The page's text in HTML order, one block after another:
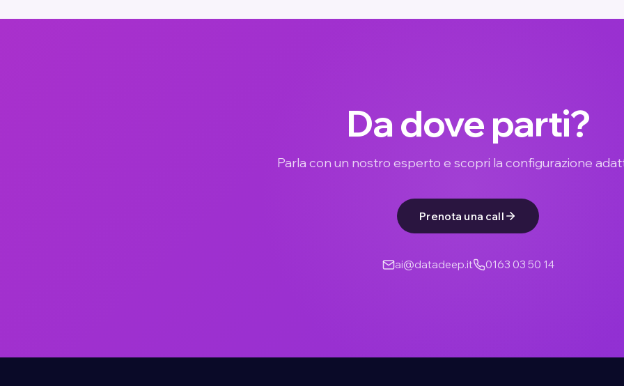
Da dove parti?
Parla con un nostro esperto e scopri la configurazione
Prenota una call
ai@datadeep.it 0163 03 50 14